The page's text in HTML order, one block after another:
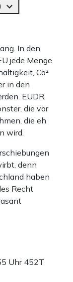
In den
jede Menge
Co²
in den
EUDR,
die vor
die eh
wird.
denn
haben
Recht
Uhr 452T